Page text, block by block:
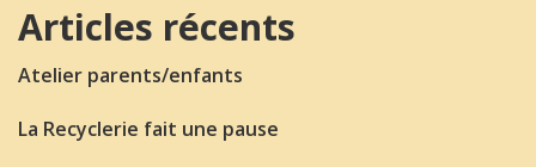
Articles récents
Atelier parents/enfants
La Recyclerie fait une pause